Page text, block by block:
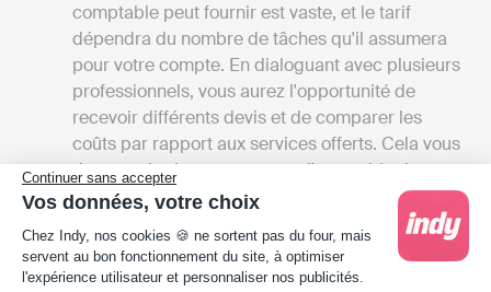
Continuer sans accepter
Vos données, votre choix
Plateforme de Gestion du Consentement :
Chez Indy, nos cookies 🍪 ne sortent pas du four, mais
servent au bon fonctionnement du site, à optimiser
l'expérience utilisateur et personnaliser nos publicités.
comptable peut fournir est vaste, et le tarif
dépendra du nombre de tâches qu'il assumera
pour votre compte. En dialoguant avec plusieurs
professionnels, vous aurez l'opportunité de
recevoir différents devis et de comparer les
coûts par rapport aux services offerts. Cela vous
donnera également une vue d'ensemble des
différentes prestations disponibles à La
Les tarifs: Les frais des cabinets d'experts-
comptables peuvent débuter entre 1000 et